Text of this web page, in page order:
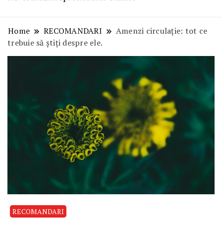
Home RECOMANDARI
Amenzi circulație: tot ce
trebuie să știți despre ele.
RECOMANDARI